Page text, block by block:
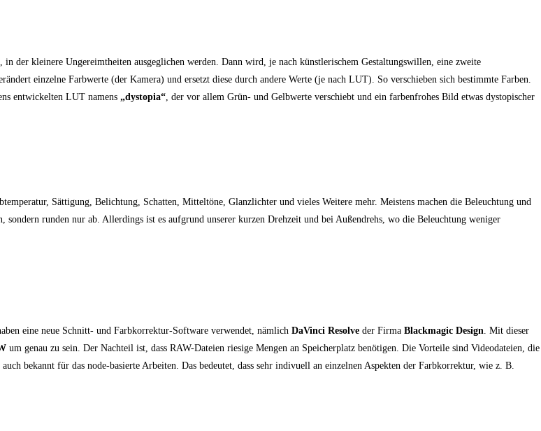
der kleinere Ungereimtheiten ausgeglichen werden. Dann wird, je nach künstlerischem Gestaltungswillen, eine zweite
einzelne Farbwerte (der Kamera) und ersetzt diese durch andere Werte (je nach LUT). So verschieben sich bestimmte Farben.
entwickelten LUT namens „dystopia“, der vor allem Grün- und Gelbwerte verschiebt und ein farbenfrohes Bild etwas dystopischer
Sättigung, Belichtung, Schatten, Mitteltöne, Glanzlichter und vieles Weitere mehr. Meistens machen die Beleuchtung und
runden nur ab. Allerdings ist es aufgrund unserer kurzen Drehzeit und bei Außendrehs, wo die Beleuchtung weniger
eine neue Schnitt- und Farbkorrektur-Software verwendet, nämlich DaVinci Resolve der Firma Blackmagic Design. Mit dieser
um genau zu sein. Der Nachteil ist, dass RAW-Dateien riesige Mengen an Speicherplatz benötigen. Die Vorteile sind Videodateien, die
bekannt für das node-basierte Arbeiten. Das bedeutet, dass sehr indivuell an einzelnen Aspekten der Farbkorrektur, wie z. B.